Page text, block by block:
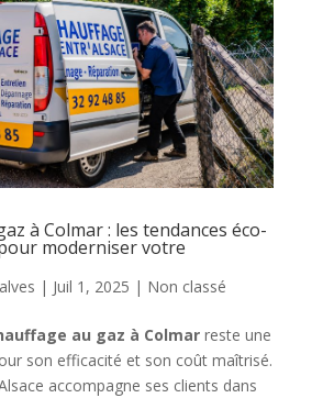
à Colmar : les tendances éco-
moderniser votre
| Juil 1, 2025 | Non classé
au gaz à Colmarreste une
son efficacité et son coût maîtrisé.
accompagne ses clients dans